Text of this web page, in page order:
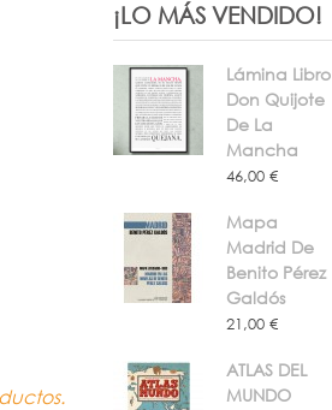
¡LO MÁS VENDIDO!
Lámina Libro
Don Quijote
De La
Mancha
46,00 €
Mapa
Madrid De
Benito Pérez
Galdós
21,00 €
ATLAS DEL
MUNDO